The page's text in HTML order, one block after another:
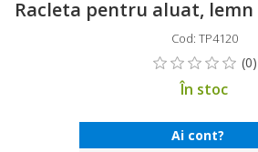
Racleta pentru aluat,
Cod: TP4120
În stoc
Ai cont?